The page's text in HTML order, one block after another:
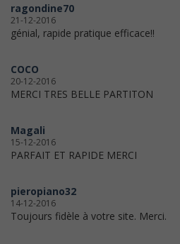
ragondine70
21-12-2016
génial, rapide pratique efficace!!
COCO
20-12-2016
MERCI TRES BELLE PARTITON
Magali
15-12-2016
PARFAIT ET RAPIDE MERCI
pieropiano32
14-12-2016
Toujours fidèle à votre site. Merci.